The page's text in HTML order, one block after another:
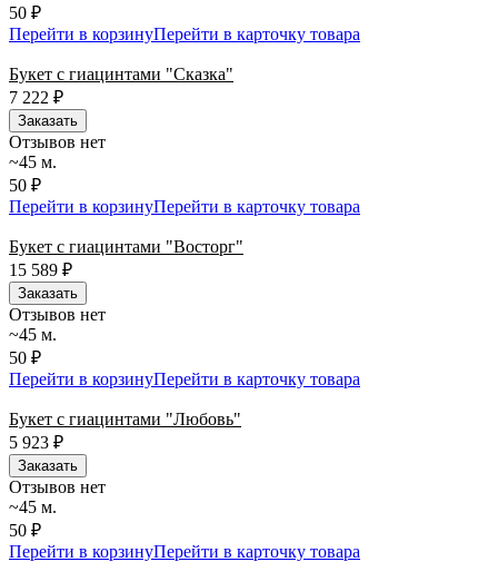
50 ₽
Перейти в корзинуПерейти в карточку товара
Букет с гиацинтами "Сказка"
7 222 ₽
Заказать
Отзывов нет
~45 м.
50 ₽
Перейти в корзинуПерейти в карточку товара
Букет с гиацинтами "Восторг"
15 589 ₽
Заказать
Отзывов нет
~45 м.
50 ₽
Перейти в корзинуПерейти в карточку товара
Букет с гиацинтами "Любовь"
5 923 ₽
Заказать
Отзывов нет
~45 м.
50 ₽
Перейти в корзинуПерейти в карточку товара